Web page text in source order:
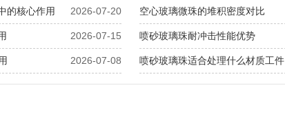
2026-07-20
的核心作用 空心玻璃微珠的堆积密度对比
2026-07-15 喷砂玻璃珠耐冲击性能优势
2026-07-08 喷砂玻璃珠适合处理什么材质工件